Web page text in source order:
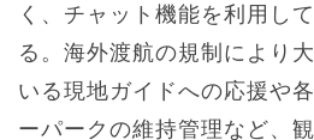
く、チャット機能を利用し
る。海外渡航の規制により
いる現地ガイドへの応援や
ーパークの維持管理など、